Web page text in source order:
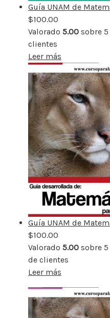
Guía UNAM de
$100.00
Valorado 5.00 sobre
clientes
Leer más
Guía UNAM de
$100.00
Valorado 5.00 sobre
de clientes
Leer más